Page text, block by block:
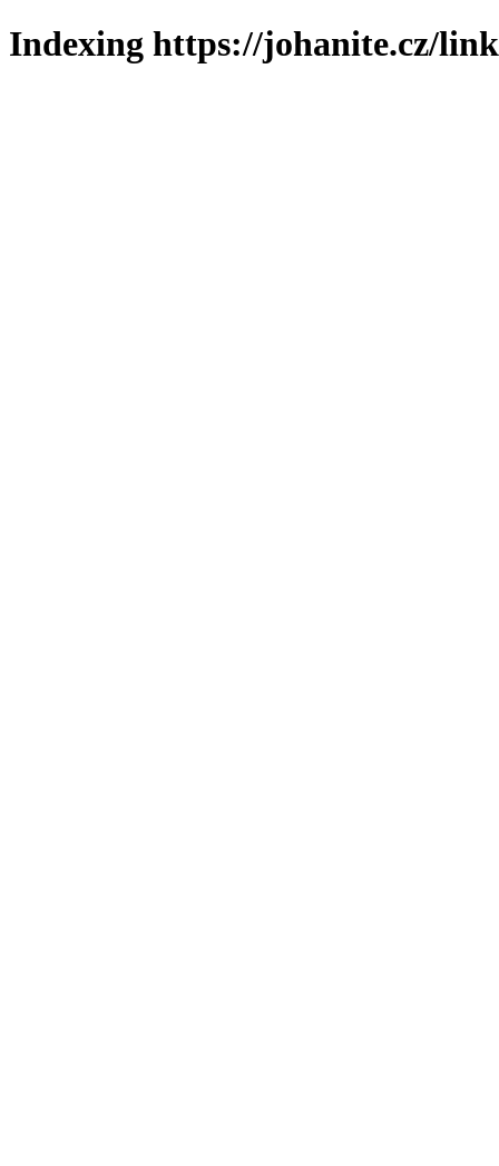
Indexing https://johanite.cz/